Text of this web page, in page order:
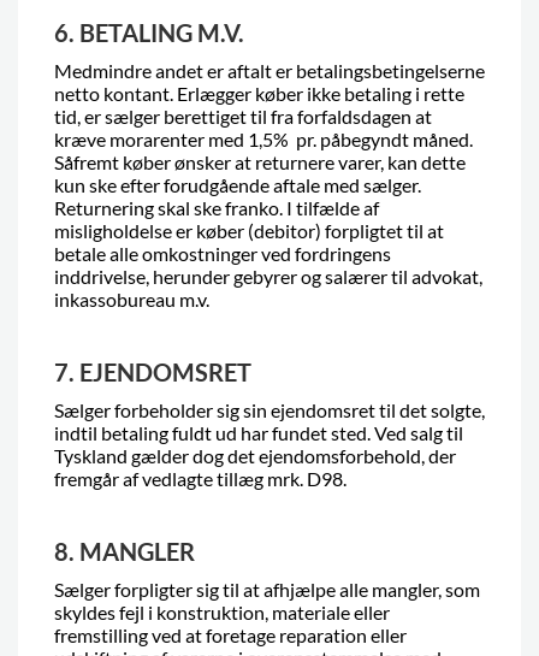
6. BETALING M.V.
Medmindre andet er aftalt er betalingsbetingelserne
netto kontant. Erlægger køber ikke betaling i rette
tid, er sælger berettiget til fra forfaldsdagen at
kræve morarenter med 1,5% pr. påbegyndt måned.
Såfremt køber ønsker at returnere varer, kan dette
kun ske efter forudgående aftale med sælger.
Returnering skal ske franko. I tilfælde af
misligholdelse er køber (debitor) forpligtet til at
betale alle omkostninger ved fordringens
inddrivelse, herunder gebyrer og salærer til advokat,
inkassobureau m.v.
7. EJENDOMSRET
Sælger forbeholder sig sin ejendomsret til det solgte,
indtil betaling fuldt ud har fundet sted. Ved salg til
Tyskland gælder dog det ejendomsforbehold, der
fremgår af vedlagte tillæg mrk. D98.
8. MANGLER
Sælger forpligter sig til at afhjælpe alle mangler, som
skyldes fejl i konstruktion, materiale eller
fremstilling ved at foretage reparation eller